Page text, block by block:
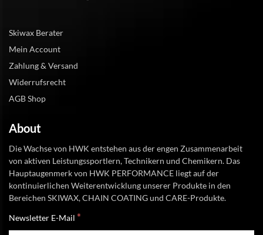
Skiwax Berater
Mein Account
Zahlung & Versand
Widerrufsrecht
AGB Shop
About
Die Wachse von HWK entstehen aus der engen Zusammenarbeit
von aktiven Leistungssportlern, Technikern und Chemikern. Das
Hauptaugenmerk von HWK PERFORMANCE liegt auf der
kontinuierlichen Weiterentwicklung unserer Produkte in den
Bereichen SKIWAX, CHAIN COATING und CARE-Produkte.
Newsletter E-Mail *